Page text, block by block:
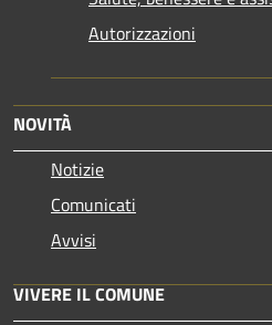
Autorizzazioni
NOVITÀ
Notizie
Comunicati
Avvisi
VIVERE IL COMUNE